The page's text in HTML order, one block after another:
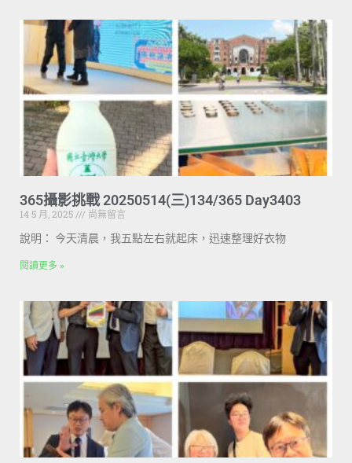
365攝影挑戰 20250514(三)134/365 Day3403
14 5 月, 2025
尚無留言
說明： 今天清晨，我五點左右就起床，迅速整理好衣物
閱讀更多 »